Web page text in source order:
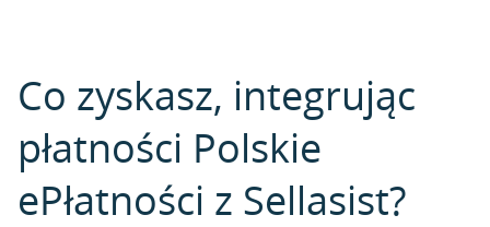
Co zyskasz, integrując
płatności Polskie
ePłatności z Sellasist?